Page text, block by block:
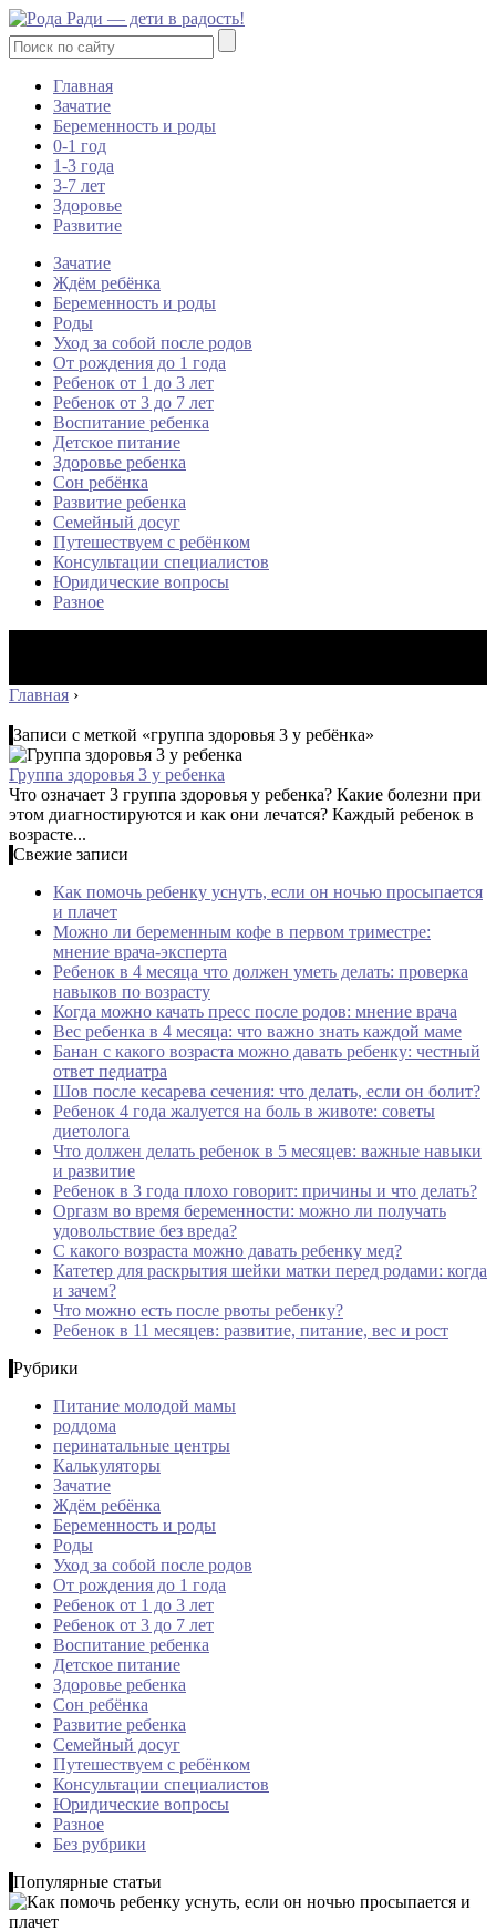
Главная
Зачатие
Беременность и роды
0-1 год
1-3 года
3-7 лет
Здоровье
Развитие
Зачатие
Ждём ребёнка
Беременность и роды
Роды
Уход за собой после родов
От рождения до 1 года
Ребенок от 1 до 3 лет
Ребенок от 3 до 7 лет
Воспитание ребенка
Детское питание
Здоровье ребенка
Сон ребёнка
Развитие ребенка
Семейный досуг
Путешествуем с ребёнком
Консультации специалистов
Юридические вопросы
Разное
Главная ›
Записи с меткой «группа здоровья 3 у ребёнка»
Группа здоровья 3 у ребенка
Что означает 3 группа здоровья у ребенка? Какие болезни при
этом диагностируются и как они лечатся? Каждый ребенок в
возрасте...
Свежие записи
Как помочь ребенку уснуть, если он ночью просыпается
и плачет
Можно ли беременным кофе в первом триместре:
мнение врача-эксперта
Ребенок в 4 месяца что должен уметь делать: проверка
навыков по возрасту
Когда можно качать пресс после родов: мнение врача
Вес ребенка в 4 месяца: что важно знать каждой маме
Банан с какого возраста можно давать ребенку: честный
ответ педиатра
Шов после кесарева сечения: что делать, если он болит?
Ребенок 4 года жалуется на боль в животе: советы
диетолога
Что должен делать ребенок в 5 месяцев: важные навыки
и развитие
Ребенок в 3 года плохо говорит: причины и что делать?
Оргазм во время беременности: можно ли получать
удовольствие без вреда?
С какого возраста можно давать ребенку мед?
Катетер для раскрытия шейки матки перед родами: когда
и зачем?
Что можно есть после рвоты ребенку?
Ребенок в 11 месяцев: развитие, питание, вес и рост
Рубрики
Питание молодой мамы
роддома
перинатальные центры
Калькуляторы
Зачатие
Ждём ребёнка
Беременность и роды
Роды
Уход за собой после родов
От рождения до 1 года
Ребенок от 1 до 3 лет
Ребенок от 3 до 7 лет
Воспитание ребенка
Детское питание
Здоровье ребенка
Сон ребёнка
Развитие ребенка
Семейный досуг
Путешествуем с ребёнком
Консультации специалистов
Юридические вопросы
Разное
Без рубрики
Популярные статьи